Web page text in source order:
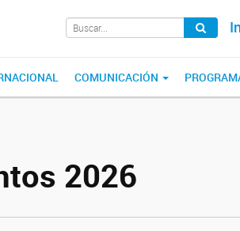
COMUNICACIÓN
2026